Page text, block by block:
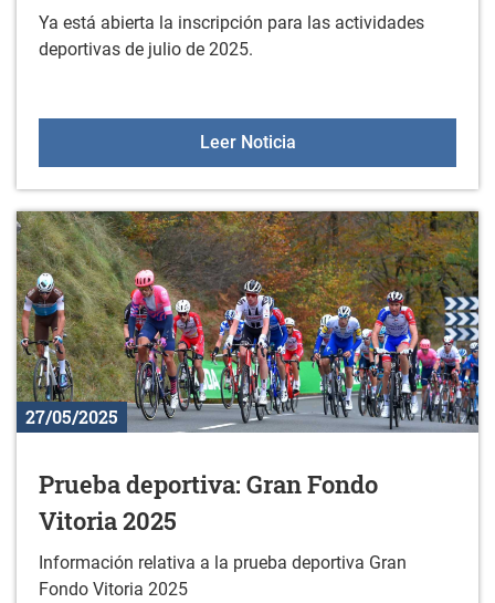
Ya está abierta la inscripción para las actividades
deportivas de julio de 2025.
Leer NoticiaOferta deportiva en julio
27/05/2025
Prueba deportiva: Gran Fondo
Vitoria 2025
Información relativa a la prueba deportiva Gran
Fondo Vitoria 2025